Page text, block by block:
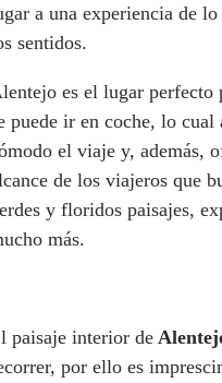
a una experiencia de
sentidos.
es el lugar perfecto
puede ir en coche, lo
el viaje y, además,
de los viajeros que
y floridos paisajes,
más.
paisaje interior de
por ello es